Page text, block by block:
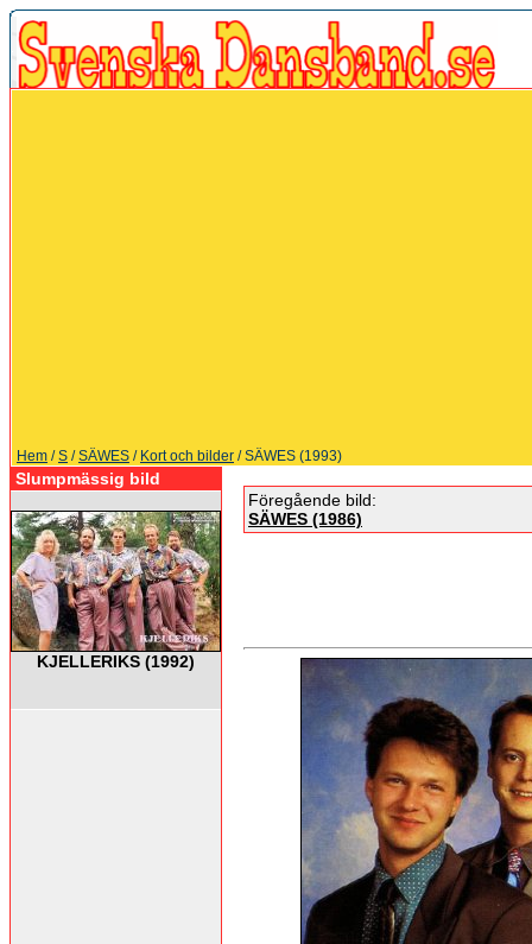
Hem /S /SÄWES / Kort och bilder / SÄWES (1993)
Slumpmässig bild
KJELLERIKS (1992)
Föregående bild:
SÄWES (1986)